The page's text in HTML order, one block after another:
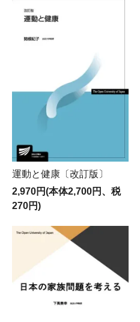
運動と健康〔改訂版〕
2,970円(本体2,700円、税
270円)